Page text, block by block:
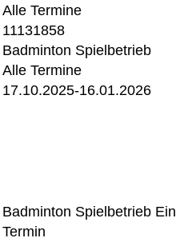
Alle Termine
11131858
Badminton Spielbetrieb
Alle Termine
17.10.2025-16.01.2026
Badminton Spielbetrieb Ein
Termin